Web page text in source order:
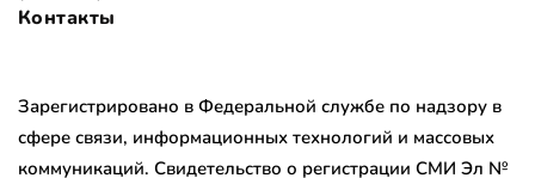
Контакты
Зарегистрировано в Федеральной службе по надзору в
сфере связи, информационных технологий и массовых
коммуникаций. Свидетельство о регистрации СМИ Эл №